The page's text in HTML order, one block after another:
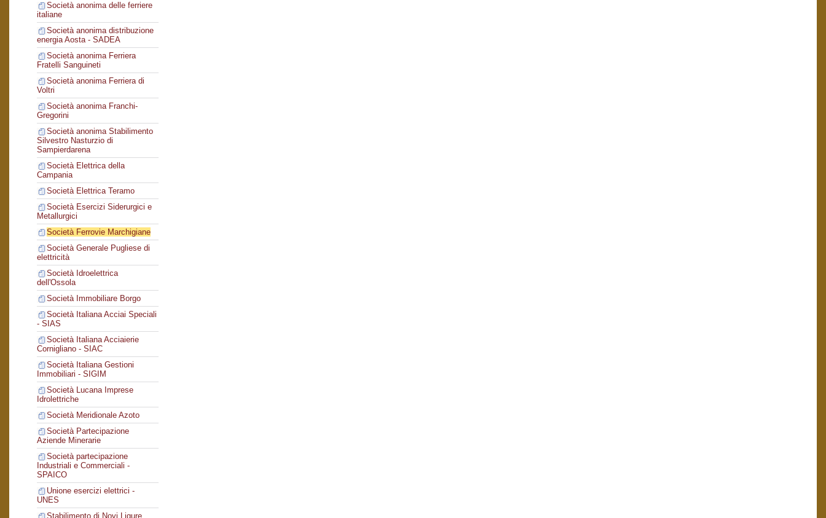
Società anonima delle ferriere
italiane
Società anonima distribuzione
energia Aosta - SADEA
Società anonima Ferriera
Fratelli Sanguineti
Società anonima Ferriera di
Voltri
Società anonima Franchi-
Gregorini
Società anonima Stabilimento
Silvestro Nasturzio di
Sampierdarena
Società Elettrica della
Campania
Società Elettrica Teramo
Società Esercizi Siderurgici e
Metallurgici
Società Ferrovie Marchigiane
Società Generale Pugliese di
elettricità
Società Idroelettrica
dell'Ossola
Società Immobiliare Borgo
Società Italiana Acciai Speciali
- SIAS
Società Italiana Acciaierie
Cornigliano - SIAC
Società Italiana Gestioni
Immobiliari - SIGIM
Società Lucana Imprese
Idrolettriche
Società Meridionale Azoto
Società Partecipazione
Aziende Minerarie
Società partecipazione
Industriali e Commerciali -
SPAICO
Unione esercizi elettrici -
UNES
Stabilimento di Novi Ligure